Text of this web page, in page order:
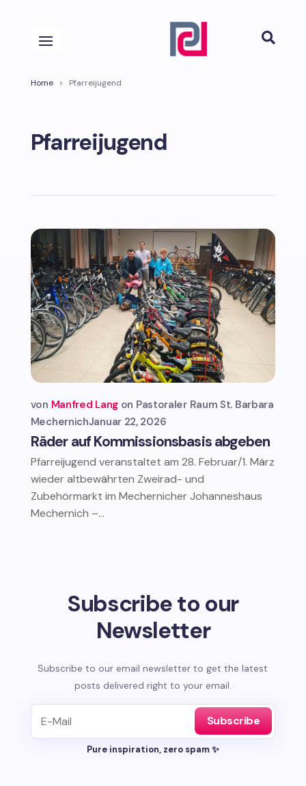

Home > Pfarreijugend
Pfarreijugend
Räder auf Kommissionsbasis abgeben
von Manfred Lang
Pastoraler Raum St. Barbara
MechernichJanuar 22, 2026
Pfarreijugend veranstaltet am 28. Februar/1. März
wieder altbewährten Zweirad- und
Zubehörmarkt im Mechernicher Johanneshaus
Mechernich –...
Subscribe to our
Newsletter
Subscribe to our email newsletter to get the latest
posts delivered right to your email.
Subscribe
Pure inspiration, zero spam ✨